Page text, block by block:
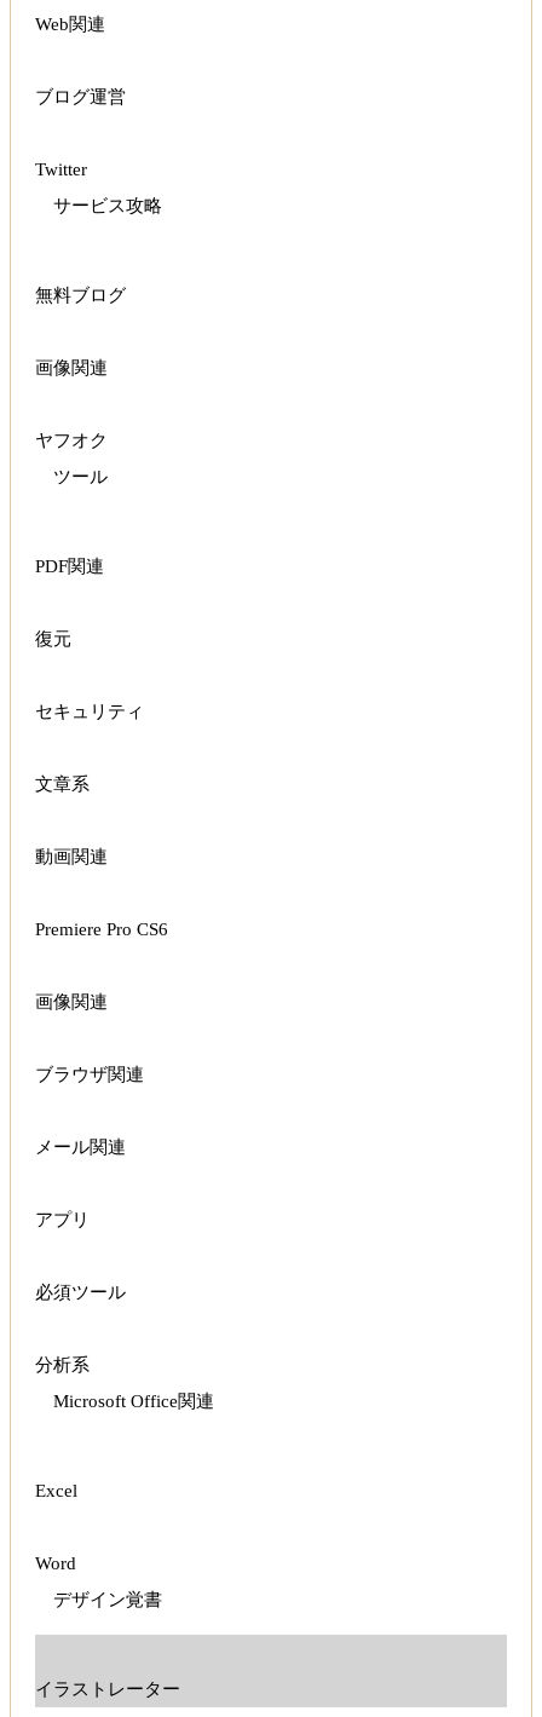
Web関連
ブログ運営
Twitter
サービス攻略
無料ブログ
画像関連
ヤフオク
ツール
PDF関連
復元
セキュリティ
文章系
動画関連
Premiere Pro CS6
画像関連
ブラウザ関連
メール関連
アプリ
必須ツール
分析系
Microsoft Office関連
Excel
Word
デザイン覚書
イラストレーター